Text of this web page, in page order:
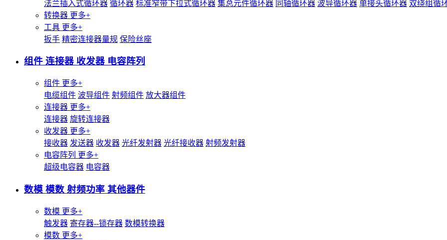
法兰插入式循环器 循环器 标准窄带下拉式循环器 集总元件循环器 同轴循环器 波导循环器 单接头循环器 双绕组循
转换器 更多+
工具 更多+
扳手 精密连接器量规 保险丝座
组件 连接器 收发器 电容阵列
组件 更多+
电缆组件 波导组件 射频组件 放大器组件
连接器 更多+
连接器 旋转连接器
收发器 更多+
接收器 发送器 收发器 光纤发射器 光纤接收器 射频发射器
电容阵列 更多+
超级电容器 电容器
数模 模数 射频功率 其他器件
数模 更多+
触发器 寄存器--锁存器 数模转换器
模数 更多+